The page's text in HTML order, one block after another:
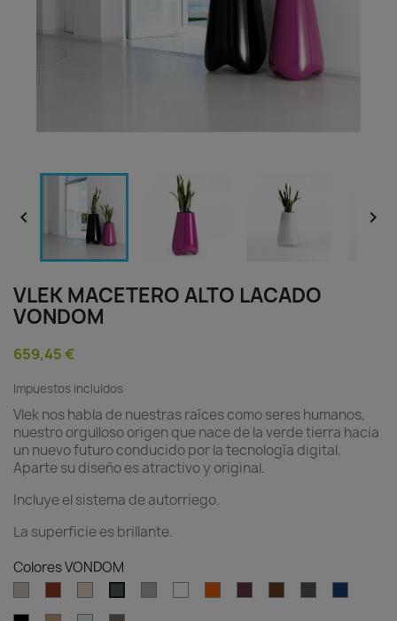
 
VLEK MACETERO ALTO LACADO
VONDOM
659,45 €
Impuestos incluidos
Vlek nos habla de nuestras raíces como seres humanos,
nuestro orgulloso origen que nace de la verde tierra hacia
un nuevo futuro conducido por la tecnología digital.
Aparte su diseño es atractivo y original.
Incluye el sistema de autorriego.
La superficie es brillante.
Colores VONDOM